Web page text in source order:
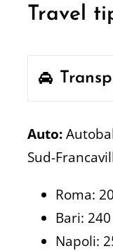
Travel
Auto:
Sud-
Roma:
Bari:
Napoli: